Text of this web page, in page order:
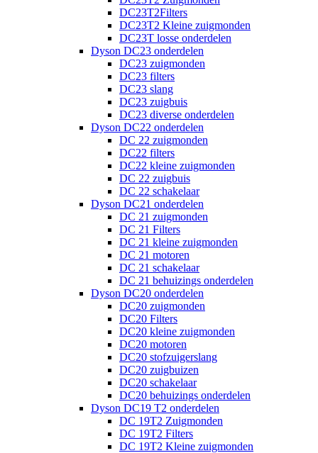
DC23T2Filters
DC23T2 Kleine zuigmonden
DC23T losse onderdelen
Dyson DC23 onderdelen
DC23 zuigmonden
DC23 filters
DC23 slang
DC23 zuigbuis
DC23 diverse onderdelen
Dyson DC22 onderdelen
DC 22 zuigmonden
DC22 filters
DC22 kleine zuigmonden
DC 22 zuigbuis
DC 22 schakelaar
Dyson DC21 onderdelen
DC 21 zuigmonden
DC 21 Filters
DC 21 kleine zuigmonden
DC 21 motoren
DC 21 schakelaar
DC 21 behuizings onderdelen
Dyson DC20 onderdelen
DC20 zuigmonden
DC20 Filters
DC20 kleine zuigmonden
DC20 motoren
DC20 stofzuigerslang
DC20 zuigbuizen
DC20 schakelaar
DC20 behuizings onderdelen
Dyson DC19 T2 onderdelen
DC 19T2 Zuigmonden
DC 19T2 Filters
DC 19T2 Kleine zuigmonden